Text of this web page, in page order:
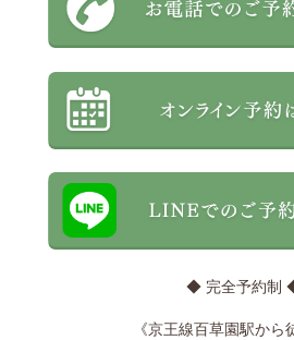
◆ 完全予約制
《京王線百草園駅から